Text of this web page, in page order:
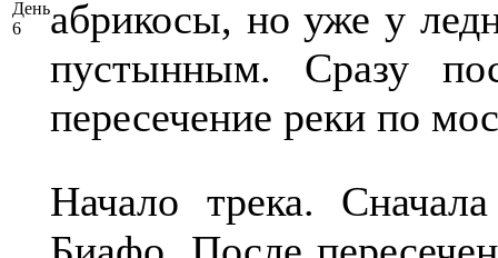
День
6
абрикосы, но уже у
пустынным. Сразу
пересечение реки по
Начало трека.